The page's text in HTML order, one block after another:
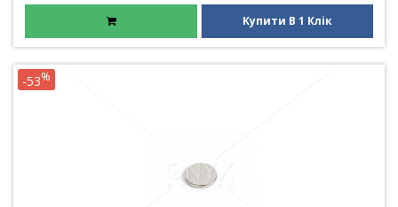
Купити В 1 Клік
-53%